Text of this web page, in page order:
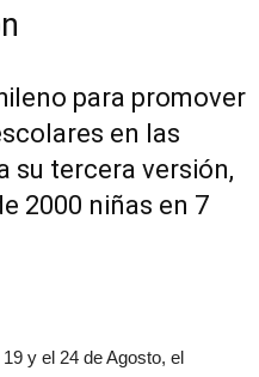
para promover
en las
su tercera versión,
2000 niñas en 7
y el 24 de Agosto, el